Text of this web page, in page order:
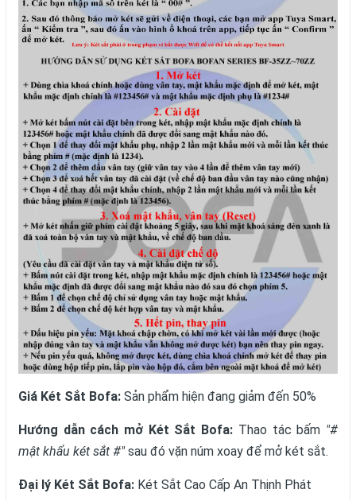
Giá Két Sắt Bofa: Sản phẩm hiện đang giảm đến 50%
Hướng dẫn cách mở Két Sắt Bofa: Thao tác bấm "#
mật khẩu két sắt #"sau đó vặn núm xoay để mở két sắt.
Đại lý Két Sắt Bofa: Két Sắt Cao Cấp An Thịnh Phát